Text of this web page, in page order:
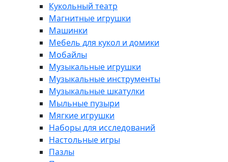
Кукольный театр
Магнитные игрушки
Машинки
Мебель для кукол и домики
Мобайлы
Музыкальные игрушки
Музыкальные инструменты
Музыкальные шкатулки
Мыльные пузыри
Мягкие игрушки
Наборы для исследований
Настольные игры
Пазлы